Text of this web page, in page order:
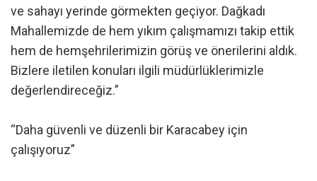
ve sahayı yerinde görmekten geçiyor. Dağkadı
Mahallemizde de hem yıkım çalışmamızı takip ettik
hem de hemşehrilerimizin görüş ve önerilerini aldık.
Bizlere iletilen konuları ilgili müdürlüklerimizle
değerlendireceğiz.”
“Daha güvenli ve düzenli bir Karacabey için
çalışıyoruz”